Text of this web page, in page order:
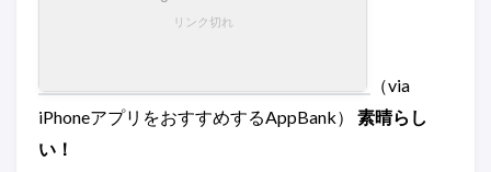
（via
iPhoneアプリをおすすめするAppBank） 素晴らし
い！